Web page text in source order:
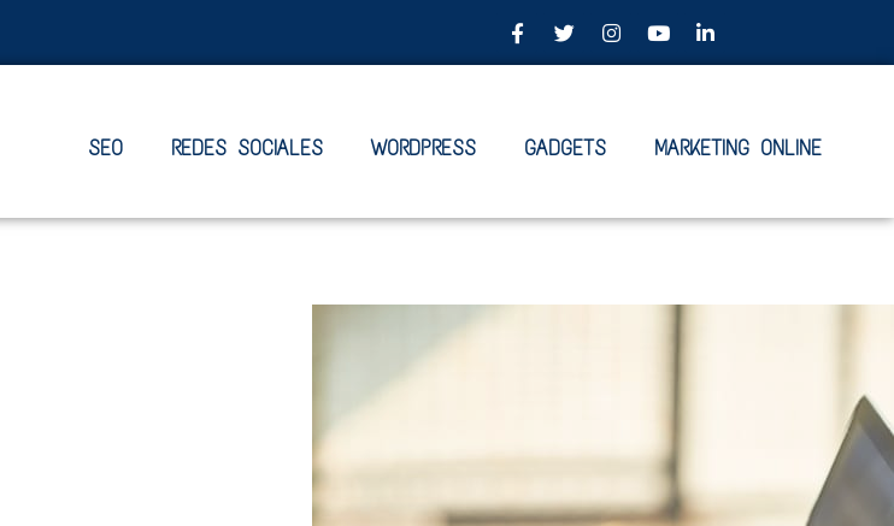
SEO REDES SOCIALES WORDPRESS GADGETS MARKETING ONLINE